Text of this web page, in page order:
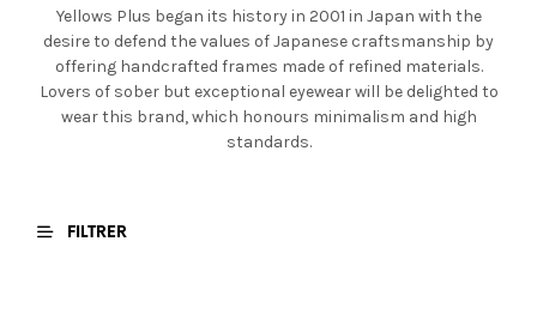
Yellows Plus began its history in 2001 in Japan with the
desire to defend the values of Japanese craftsmanship by
offering handcrafted frames made of refined materials.
Lovers of sober but exceptional eyewear will be delighted to
wear this brand, which honours minimalism and high
standards.
FILTRER